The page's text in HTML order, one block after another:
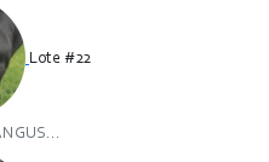
Lote #22